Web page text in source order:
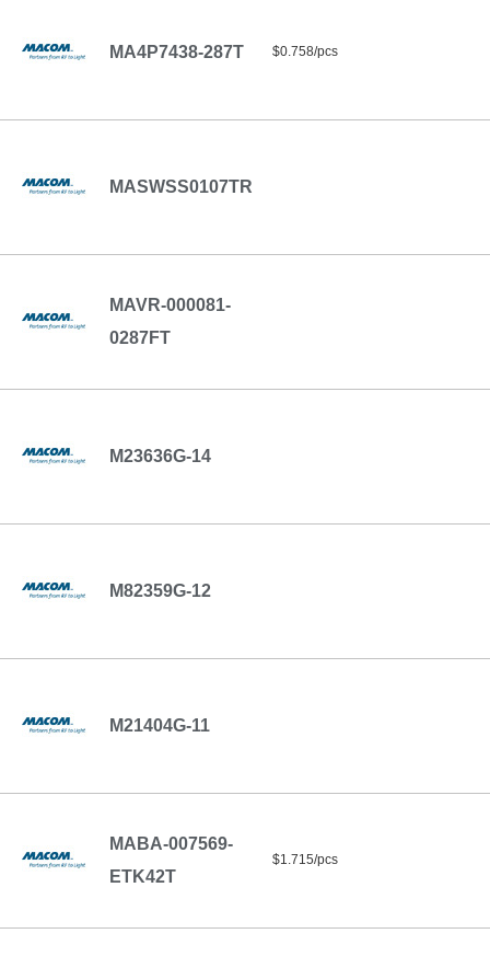
MA4P7438-287T $0.758/pcs
MASWSS0107TR
MAVR-000081-
0287FT
M23636G-14
M82359G-12
M21404G-11
MABA-007569-
ETK42T
$1.715/pcs